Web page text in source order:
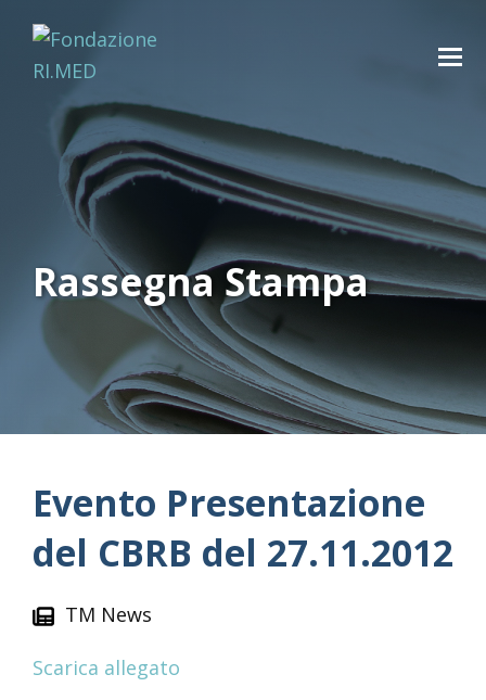
Rassegna Stampa
Evento Presentazione
del CBRB del 27.11.2012
TM News
Scarica allegato